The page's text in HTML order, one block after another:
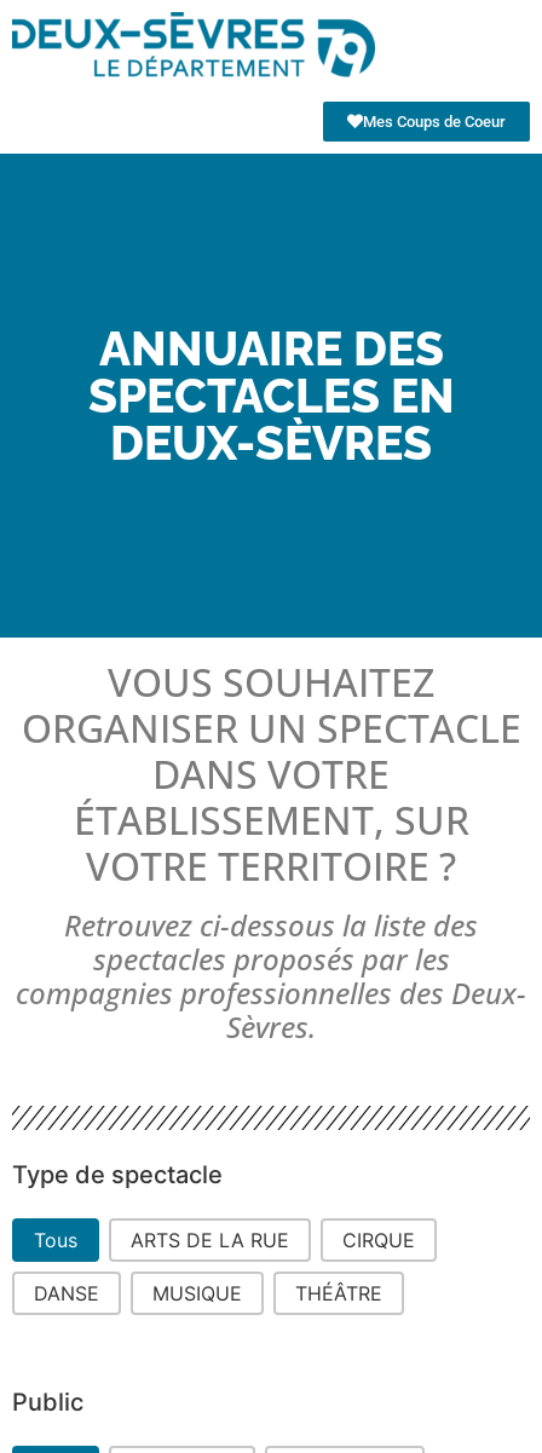
Mes Coups de Coeur
ANNUAIRE DES
SPECTACLES EN
DEUX-SÈVRES
VOUS SOUHAITEZ
ORGANISER UN SPECTACLE
DANS VOTRE
ÉTABLISSEMENT, SUR
VOTRE TERRITOIRE ?
Retrouvez ci-dessous la liste des
spectacles proposés par les
compagnies professionnelles des Deux-
Sèvres.
Type de spectacle
Type de spectacle
Tous ARTS DE LA RUE CIRQUE
DANSE MUSIQUE THÉÂTRE
Public